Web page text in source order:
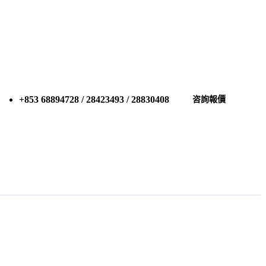
+853 68894728 / 28423493 / 28830408 咨詢報價